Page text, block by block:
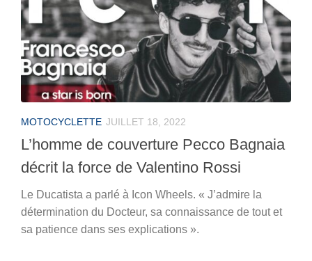
MOTOCYCLETTE JUILLET 18, 2022
L’homme de couverture Pecco Bagnaia
décrit la force de Valentino Rossi
Le Ducatista a parlé à Icon Wheels. « J’admire la
détermination du Docteur, sa connaissance de tout et
sa patience dans ses explications ».